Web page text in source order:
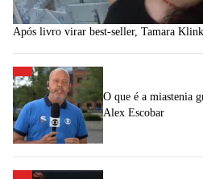
Após livro virar best-seller, Tamara
O que é a miastenia
Alex Escobar